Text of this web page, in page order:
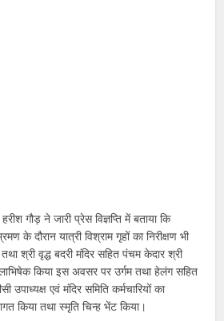
गौड़ ने जारी प्रेस विज्ञप्ति में बताया कि
के दौरान यात्री विश्राम गृहों का निरीक्षण भी
श्री वृद्ध बदरी मंदिर सहित पंचम केदार श्री
किया इस अवसर पर उर्गम तथा हेलंग सहित
एवं मंदिर समिति कर्मचारियों का
किया तथा स्मृति चिन्ह भेंट किया।